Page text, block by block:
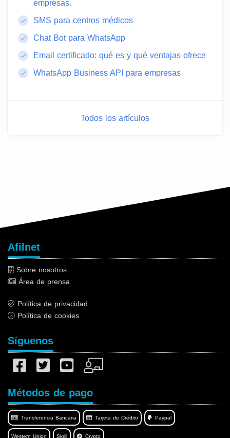
empresas.
SMS para centros médicos
Chat Bot para WhatsApp
Email certificado: qué es y qué ventajas ofrece
WhatsApp Business API para empresas
Todos los artículos
Afilnet
Sobre nosotros
Área de prensa
Política de privacidad
Política de cookies
Síguenos
Métodos de pago
Transferencia Bancaria Tarjeta de Crédito Paypal
Western Union Skrill Crypto